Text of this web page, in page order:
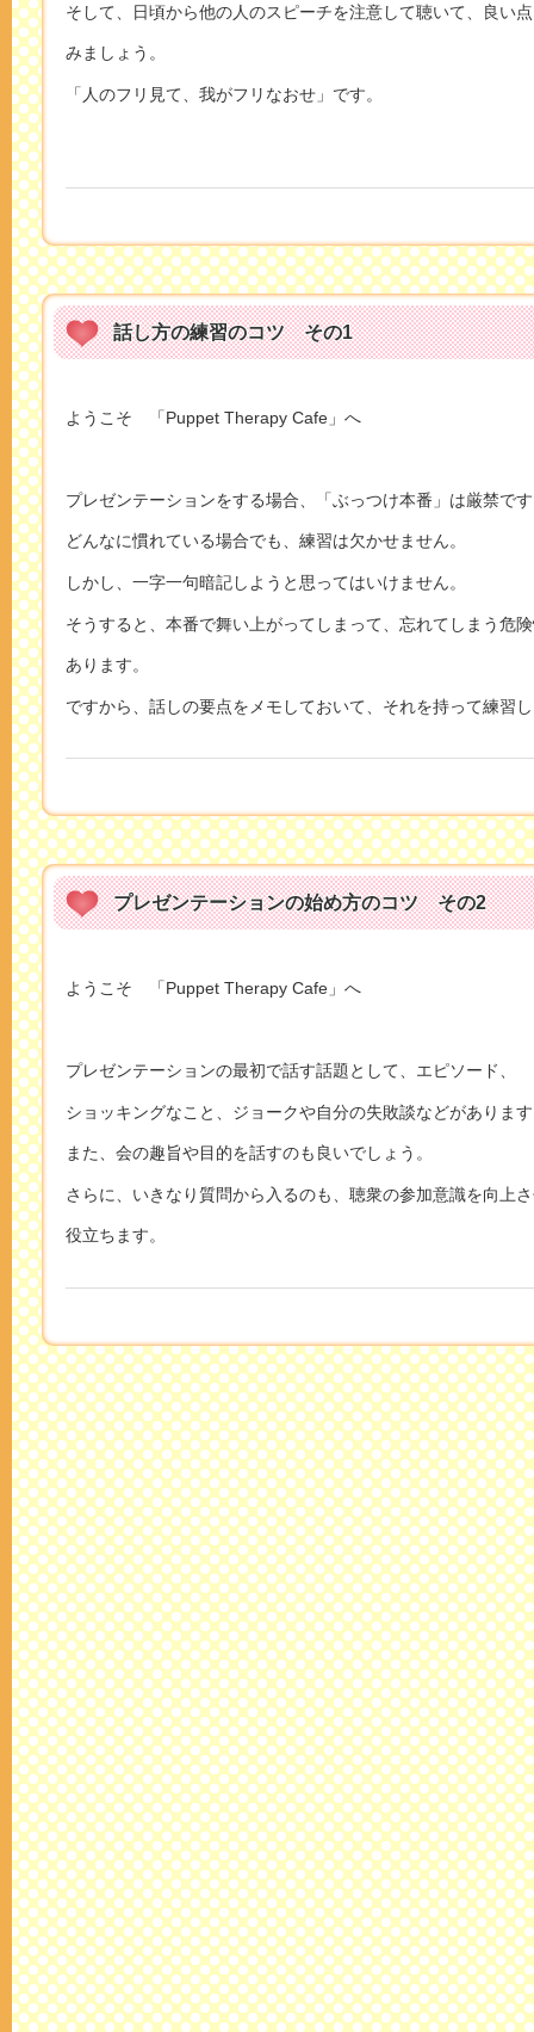
そして、日頃から他の人のスピーチを注意して聴いて、良い
みましょう。
「人のフリ見て、我がフリなおせ」です。
話し方の練習のコツ その1
ようこそ 「Puppet Therapy Cafe」へ
プレゼンテーションをする場合、「ぶっつけ本番」は厳禁で
どんなに慣れている場合でも、練習は欠かせません。
しかし、一字一句暗記しようと思ってはいけません。
そうすると、本番で舞い上がってしまって、忘れてしまう危
あります。
ですから、話しの要点をメモしておいて、それを持って練習
プレゼンテーションの始め方のコツ その2
ようこそ 「Puppet Therapy Cafe」へ
プレゼンテーションの最初で話す話題として、エピソード、
ショッキングなこと、ジョークや自分の失敗談などがありま
また、会の趣旨や目的を話すのも良いでしょう。
さらに、いきなり質問から入るのも、聴衆の参加意識を向上
役立ちます。